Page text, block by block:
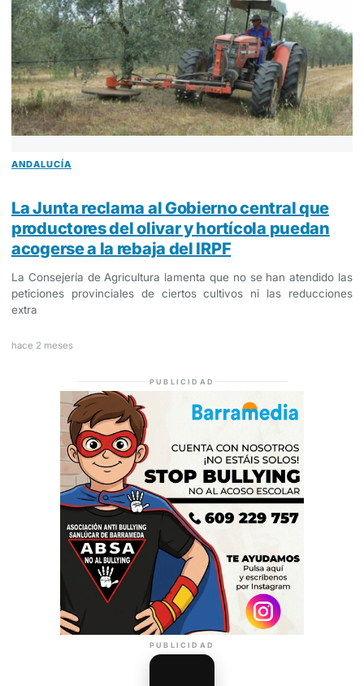
ANDALUCÍA
La Junta reclama al Gobierno central que
productores del olivar y hortícola puedan
acogerse a la rebaja del IRPF
La Consejería de Agricultura lamenta que no se han atendido las
peticiones provinciales de ciertos cultivos ni las reducciones
extra
hace 2 meses
PUBLICIDAD
PUBLICIDAD